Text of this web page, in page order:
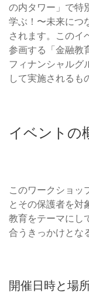
の内タワー」で特
学ぶ！〜未来につ
されます。このイ
参画する「金融教
フィナンシャルグ
して実施されるも
イベントの
このワークショッ
とその保護者を対
教育をテーマにし
合うきっかけとな
開催日時と場